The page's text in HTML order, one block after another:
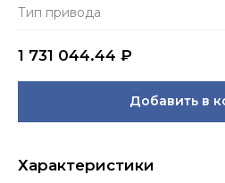
Тип привода
1 731 044.44 ₽
Добавить в
Характеристики